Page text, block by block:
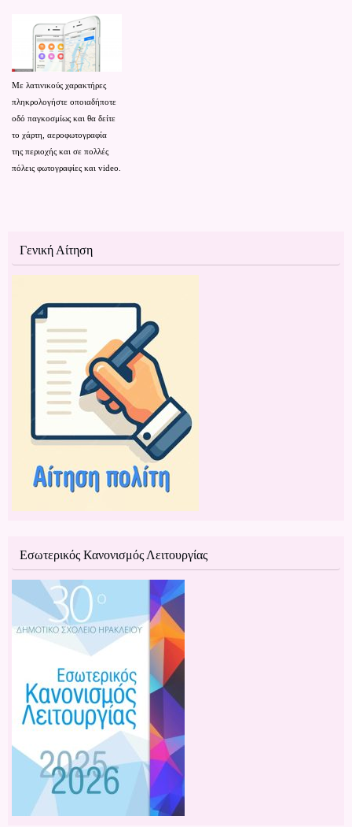
Με λατινικούς χαρακτήρες
πληκρολογήστε οποιαδήποτε
οδό παγκοσμίως και θα δείτε
το χάρτη, αεροφωτογραφία
της περιοχής και σε πολλές
πόλεις φωτογραφίες και video.
Γενική Αίτηση
Εσωτερικός Κανονισμός Λειτουργίας